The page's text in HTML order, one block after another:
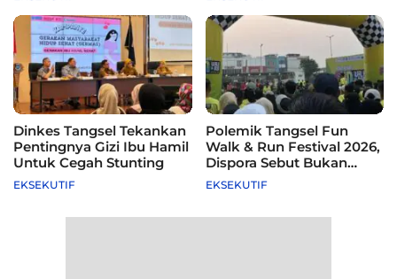
Dinkes Tangsel Tekankan
Pentingnya Gizi Ibu Hamil
Untuk Cegah Stunting
EKSEKUTIF
Polemik Tangsel Fun
Walk & Run Festival 2026,
Dispora Sebut Bukan
Agenda Pemkot
EKSEKUTIF